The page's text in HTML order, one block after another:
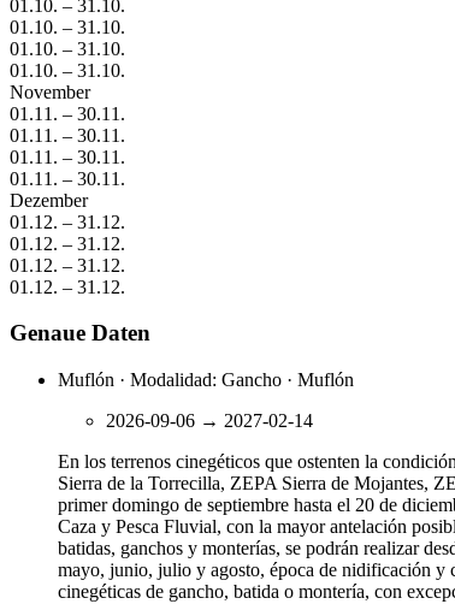
01.10. – 31.10.
01.10. – 31.10.
01.10. – 31.10.
01.10. – 31.10.
November
01.11. – 30.11.
01.11. – 30.11.
01.11. – 30.11.
01.11. – 30.11.
Dezember
01.12. – 31.12.
01.12. – 31.12.
01.12. – 31.12.
01.12. – 31.12.
Genaue Daten
Muflón · Modalidad: Gancho · Muflón
2026-09-06 → 2027-02-14
En los terrenos cinegéticos que ostenten la
Sierra de la Torrecilla, ZEPA Sierra de Mojantes,
primer domingo de septiembre hasta el 20 de
Caza y Pesca Fluvial, con la mayor antelación
batidas, ganchos y monterías, se podrán realizar
mayo, junio, julio y agosto, época de nidificación y
cinegéticas de gancho, batida o montería, con